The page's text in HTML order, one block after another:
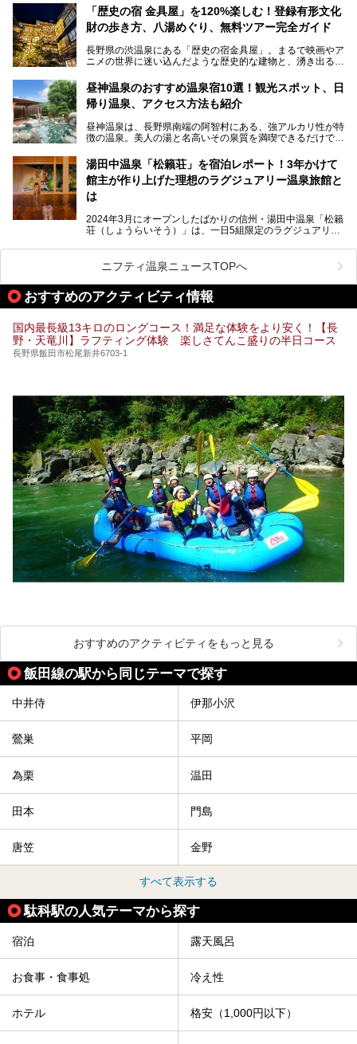
ので、野生のサルを観察する貴重な自然体験と温泉をあわせ
て楽しみたい人は、ぜひ参考にしてください。
リピートするファンも多い温泉です。冬はスキーと一緒に楽
しみたい極上の温泉を紹介します。
「歴史の宿 金具屋」を120%楽しむ！登録有形文化
財の歩き方、八湯めぐり、無料ツアー完全ガイド
長野県の渋温泉にある「歴史の宿金具屋」。まるで映画やア
ニメの世界に迷い込んだような歴史的な建物と、湧き出る温
を隅々まで楽しみたいですよね。この記事では、金具屋での
滞在を最高の思い出にするための「楽しみ方」を徹底的にご
紹介します！
昼神温泉のおすすめ温泉宿10選！観光スポット、日
帰り温泉、アクセス方法も紹介
昼神温泉は、長野県南端の阿智村にある、強アルカリ性が特
徴の温泉。美人の湯と名高いその泉質を満喫できるだけでな
昼神温泉では、朝市などの観光スポットや、信州名物のおや
きを楽しめるグルメスポットなど、観光を楽しむにはぴった
りの場所が豊富にあります。
この記事では、昼神温泉での滞在を充実させる宿泊施設や日
帰り温泉、見どころ満載の観光・グルメスポットに加え、ア
クセス方法も順に紹介します。
湯田中温泉「松籟荘」を宿泊レポート！3年かけて
館主が作り上げた理想のラグジュアリー温泉旅館と
は
2024年3月にオープンしたばかりの信州・湯田中温泉「松籟
荘（しょうらいそう）」は、一日5組限定のラグジュアリー
ライベートに楽しめる非日常感が味わえます。また宿泊者は
道向かいの「よろづや」の大浴場「桃山風呂」や共同浴場の
「湯田中大湯」も利用ができます。
極上のお湯に浸り上質なお料理に舌鼓、特別な日に泊まりた
い湯田中温泉「松籟荘」を、実際に宿泊した目線で紹介しま
ニフティ温泉ニュースTOPへ
おすすめのアクティビティ情報
国内最長級13キロのロングコース！満足な体験をより安く！【長
野・天竜川】ラフティング体験 楽しさてんこ盛りの半日コース
長野県飯田市松尾新井6703-1
おすすめのアクティビティをもっと見る
飯田線の駅から同じテーマで探す
中井侍 伊那小沢
鶯巣 平岡
為栗 温田
田本 門島
唐笠 金野
すべて表示する
駄科駅の人気テーマから探す
宿泊 露天風呂
お食事・食事処 冷え性
ホテル 格安（1,000円以下）